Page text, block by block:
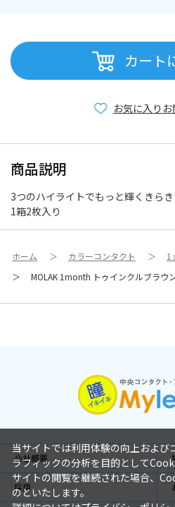
カート
お気に入り
商品説明
3つのハイライトでもっと輝くきら
1箱2枚入り
ホーム ＞ カラーコンタクト ＞
1
＞
MOLAK 1month トゥインクルブラウ
会社概要
採用
当サイトでは利用体験の向上および
ラフィックの分析を目的として
サイトの閲覧を継続された場合、
のといたします。